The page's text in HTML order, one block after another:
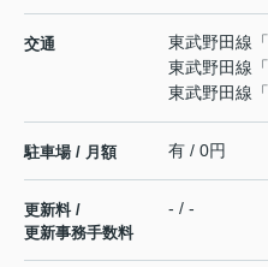
交通 東武野田線 「
東武野田線 「
東武野田線 「
駐車場 / 月額 有 / 0円
更新料 /
更新事務手数料
- / -